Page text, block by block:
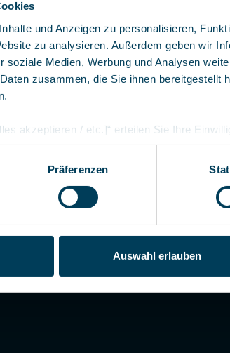
und Anzeigen zu personalisieren,
zu analysieren. Außerdem geben wir
soziale Medien, Werbung und Analysen
zusammen, die Sie ihnen bereitgestellt
akzeptieren / etc.]“ erteilen Sie Ihre
die shopware AG (Ebbinghoff 10,
kann, sie aber zu eigenen Zwecken
Präferenzen
Auswahl erlauben
Revision
Schulungen